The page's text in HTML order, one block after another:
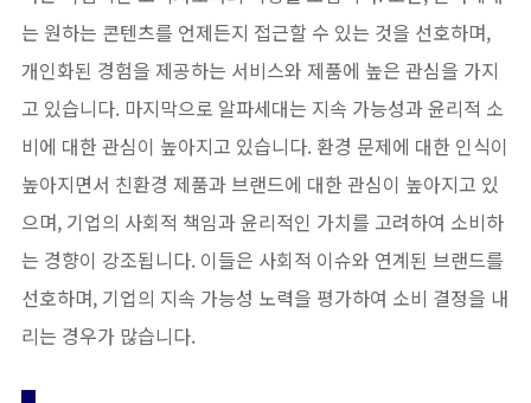
는 원하는 콘텐츠를 언제든지 접근할 수 있는 것을 선호하며,
개인화된 경험을 제공하는 서비스와 제품에 높은 관심을 가지
고 있습니다. 마지막으로 알파세대는 지속 가능성과 윤리적 소
비에 대한 관심이 높아지고 있습니다. 환경 문제에 대한 인식이
높아지면서 친환경 제품과 브랜드에 대한 관심이 높아지고 있
으며, 기업의 사회적 책임과 윤리적인 가치를 고려하여 소비하
는 경향이 강조됩니다. 이들은 사회적 이슈와 연계된 브랜드를
선호하며, 기업의 지속 가능성 노력을 평가하여 소비 결정을 내
리는 경우가 많습니다.